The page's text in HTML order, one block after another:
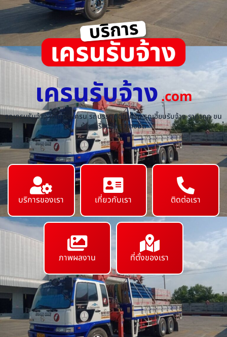
เครนรับจ้าง.com
รถเครนรับจ้าง ให้เช่ารถเครน รถบรรทุกติดเครน รถเฮี๊ยบรับจ้าง ราคาถูก ขน
ย้ายเครื่องจักร ทุกชนิด
บริการของเรา เกี่ยวกับเรา ติดต่อเรา
ภาพผลงาน ที่ตั้งของเรา